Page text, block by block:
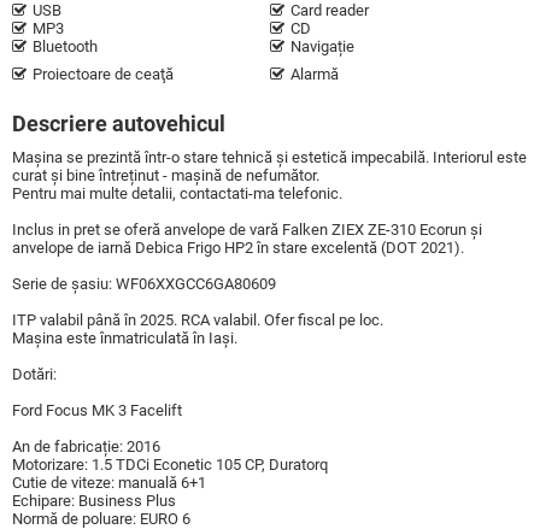
USB
Card reader
MP3
CD
Bluetooth
Navigație
Proiectoare de ceaţă
Alarmă
Descriere autovehicul
Mașina se prezintă într-o stare tehnică și estetică impecabilă. Interiorul este
curat și bine întreținut - mașină de nefumător.
Pentru mai multe detalii, contactati-ma telefonic.
Inclus in pret se oferă anvelope de vară Falken ZIEX ZE-310 Ecorun și
anvelope de iarnă Debica Frigo HP2 în stare excelentă (DOT 2021).
Serie de șasiu: WF06XXGCC6GA80609
ITP valabil până în 2025. RCA valabil. Ofer fiscal pe loc.
Mașina este înmatriculată în Iași.
Dotări:
Ford Focus MK 3 Facelift
An de fabricație: 2016
Motorizare: 1.5 TDCi Econetic 105 CP, Duratorq
Cutie de viteze: manuală 6+1
Echipare: Business Plus
Normă de poluare: EURO 6